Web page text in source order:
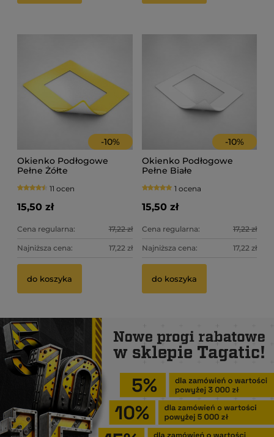
-10%
Okienko Podłogowe
Pełne Żółte
11 ocen
15,50 zł
Cena regularna: 17,22 zł
Najniższa cena: 17,22 zł
do koszyka
-10%
Okienko Podłogowe
Pełne Białe
1 ocena
15,50 zł
Cena regularna: 17,22 zł
Najniższa cena: 17,22 zł
do koszyka